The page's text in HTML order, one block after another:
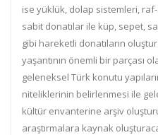
ise yüklük, dolap sistemleri,
sabit donatılar ile küp, sepet,
gibi hareketli donatıların
yaşantının önemli bir parçası
geleneksel Türk konutu
niteliklerinin belirlenmesi ile
kültür envanterine arşiv
araştırmalara kaynak